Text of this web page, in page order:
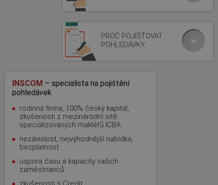
PROČ POJIŠŤOVAT
POHLEDÁVKY
INSCOM – specialista na pojištění
pohledávek
rodinná firma, 100% český kapitál,
zkušenosti z mezinárodní sítě
specializovaných makléřů ICBA
nezávislost, nejvýhodnější nabídka,
bezplatnost
úspora času a kapacity vašich
zaměstnanců